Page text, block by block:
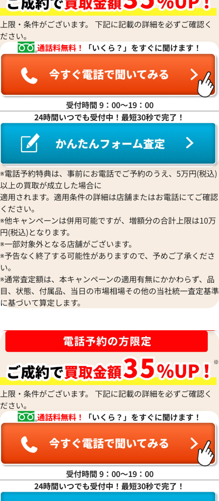
参考買取価格
143,000円
2026年1月17日時点
参考買取価格
109,000円
2026年4月17日時
エルメス ヴィクトリア43 ボストンバッグ
レザー シルバー金具
参考買取価格
109,000 円
2025年12月17日時点
エルメス ヴィク
キャンバス シルバ
参考買取価格
エルメス ヴィクトリア43 ボストンバッグ
コーティングキャンバス □C刻印 シルバー
金具
参考買取価格
円
2026年6月17日時点
□L刻印 シルバー
参考買取価格
47,000
2026年1月17日時
上限・条件がございます。 下記に記載の詳細を必ずご確認く
ださい。
通話料無料！
「いくら？」をすぐに聞けます！
受付時間 9：00〜19：00
24時間いつでも受付中！最短30秒で完了！
※電話予約特典は、事前にお電話でご予約のうえ、5万円(税込)
以上の買取が成立した場合に
適用されます。適用条件の詳細は店舗またはお電話にてご確認
ください。
※他キャンペーンは併用可能ですが、増額分の合計上限は10万
円(税込)となります。
※一部対象外となる店舗がございます。
※予告なく終了する可能性がありますので、予めご了承くださ
い。
※通常査定額は、本キャンペーンの適用有無にかかわらず、品
目、状態、付属品、当日の市場相場その他の当社統一査定基準
に基づいて算定します。
上限・条件がございます。 下記に記載の詳細を必ずご確認く
ださい。
通話料無料！
「いくら？」をすぐに聞けます！
受付時間 9：00〜19：00
24時間いつでも受付中！最短30秒で完了！